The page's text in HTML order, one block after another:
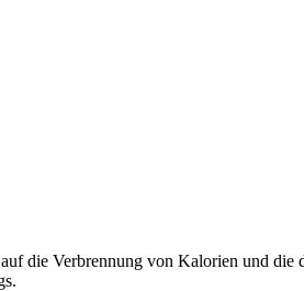
die Verbrennung von Kalorien und